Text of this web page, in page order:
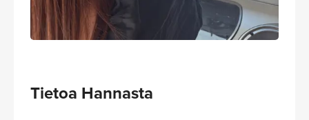
Tietoa Hannasta